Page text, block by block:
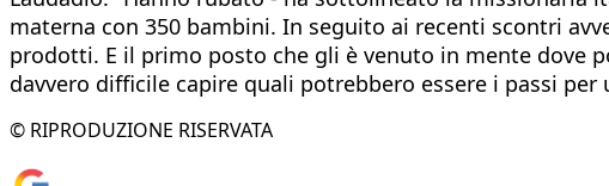
materna con 350 bambini. In seguito ai recenti scontri
prodotti. E il primo posto che gli è venuto in mente dove
davvero difficile capire quali potrebbero essere i passi
© RIPRODUZIONE RISERVATA